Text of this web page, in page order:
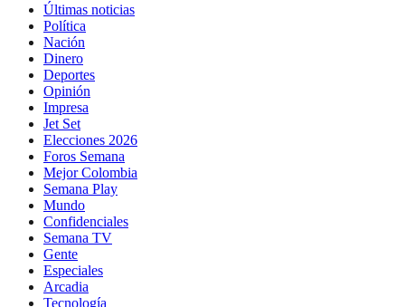
Últimas noticias
Política
Nación
Dinero
Deportes
Opinión
Impresa
Jet Set
Elecciones 2026
Foros Semana
Mejor Colombia
Semana Play
Mundo
Confidenciales
Semana TV
Gente
Especiales
Arcadia
Tecnología